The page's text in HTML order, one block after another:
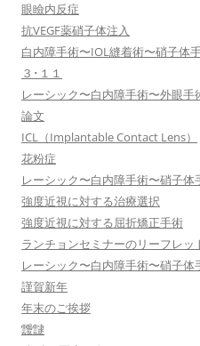
眼瞼内反症
抗VEGF薬硝子体注入
白内障手術〜IOL縫着術〜硝子体
３･１１
レーシック〜白内障手術〜外眼手
論文
ICL（Implantable Contact Lens）
花粉症
レーシック〜白内障手術〜硝子体
強度近視に対する治療選択
強度近視に対する屈折矯正手術
ランチョンセミナーのリーフレッ
レーシック〜白内障手術〜硝子体
謹賀新年
年末のご挨拶
靉靆